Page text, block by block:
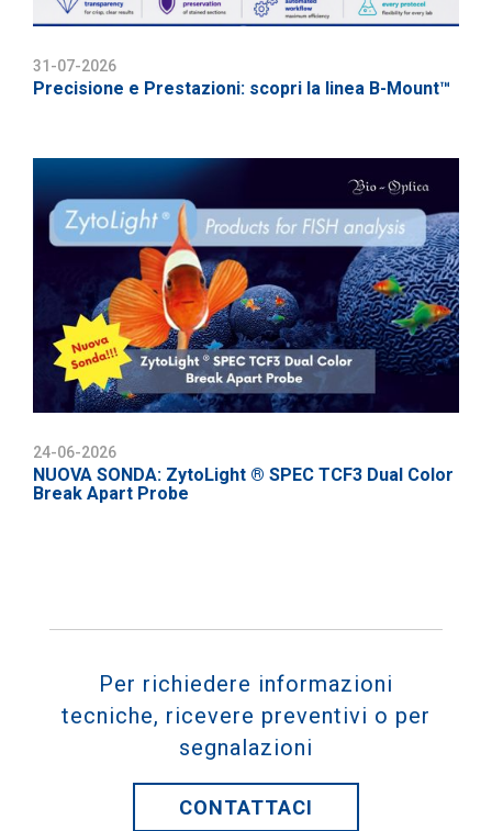
31-07-2026
Precisione e Prestazioni: scopri la linea B-Mount™
24-06-2026
NUOVA SONDA: ZytoLight ® SPEC TCF3 Dual Color
Break Apart Probe
Per richiedere informazioni
tecniche, ricevere preventivi o per
segnalazioni
CONTATTACI